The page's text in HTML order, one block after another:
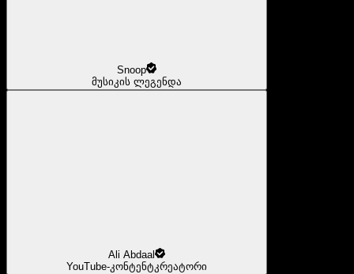
Snoop
მუსიკის ლეგენდა
Ali Abdaal
YouTube-კონტენტკრეატორი